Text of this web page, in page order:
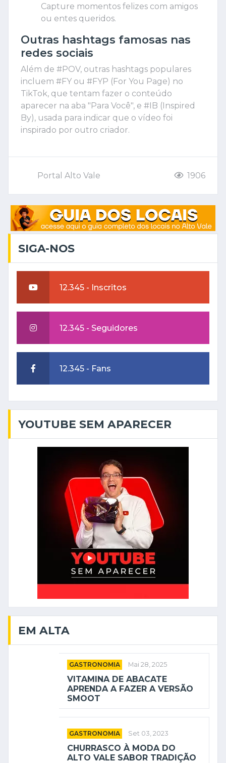
Capture momentos felizes com amigos
ou entes queridos.
Outras hashtags famosas nas
redes sociais
Além de #POV, outras hashtags populares
incluem #FY ou #FYP (For You Page) no
TikTok, que tentam fazer o conteúdo
aparecer na aba "Para Você", e #IB (Inspired
By), usada para indicar que o vídeo foi
inspirado por outro criador.
Portal Alto Vale 1906
SIGA-NOS
12.345 - Inscritos
12.345 - Seguidores
12.345 - Fans
YOUTUBE SEM APARECER
EM ALTA
GASTRONOMIA Mai 28, 2025
VITAMINA DE ABACATE
APRENDA A FAZER A VERSÃO
SMOOT
GASTRONOMIA Set 03, 2023
CHURRASCO À MODA DO
ALTO VALE SABOR TRADIÇÃO